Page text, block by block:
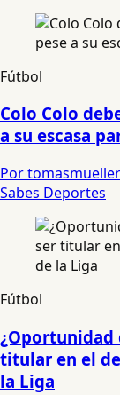
Fútbol
Colo Colo
a su escasa
Por tomasmueller
Sabes Deportes
Fútbol
¿Oportunidad
titular en el
la Liga